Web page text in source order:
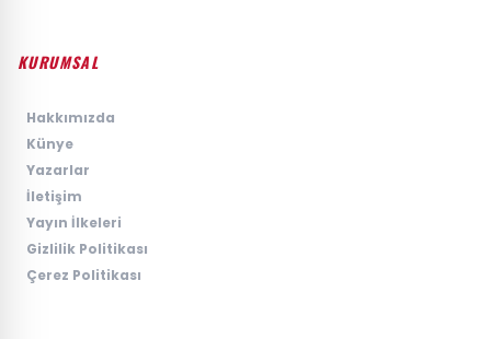
KURUMSAL
Hakkımızda
Künye
Yazarlar
İletişim
Yayın İlkeleri
Gizlilik Politikası
Çerez Politikası